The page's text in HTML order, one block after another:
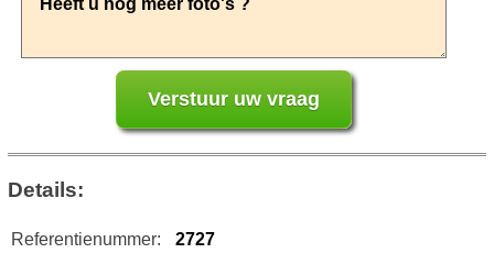
Details:
Referentienummer:
2727